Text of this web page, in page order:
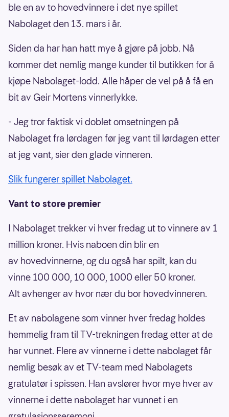
ble en av to hovedvinnere i det nye spillet
Nabolaget den 13. mars i år.
Siden da har han hatt mye å gjøre på jobb. Nå
kommer det nemlig mange kunder til butikken for å
kjøpe Nabolaget-lodd. Alle håper de vel på å få en
bit av Geir Mortens vinnerlykke.
- Jeg tror faktisk vi doblet omsetningen på
Nabolaget fra lørdagen før jeg vant til lørdagen etter
at jeg vant, sier den glade vinneren.
Slik fungerer spillet Nabolaget.
Vant to store premier
I Nabolaget trekker vi hver fredag ut to vinnere av 1
million kroner. Hvis naboen din blir en
av hovedvinnerne, og du også har spilt, kan du
vinne 100 000, 10 000, 1000 eller 50 kroner.
Alt avhenger av hvor nær du bor hovedvinneren.
Et av nabolagene som vinner hver fredag holdes
hemmelig fram til TV-trekningen fredag etter at de
har vunnet. Flere av vinnerne i dette nabolaget får
nemlig besøk av et TV-team med Nabolagets
gratulatør i spissen. Han avslører hvor mye hver av
vinnerne i dette nabolaget har vunnet i en